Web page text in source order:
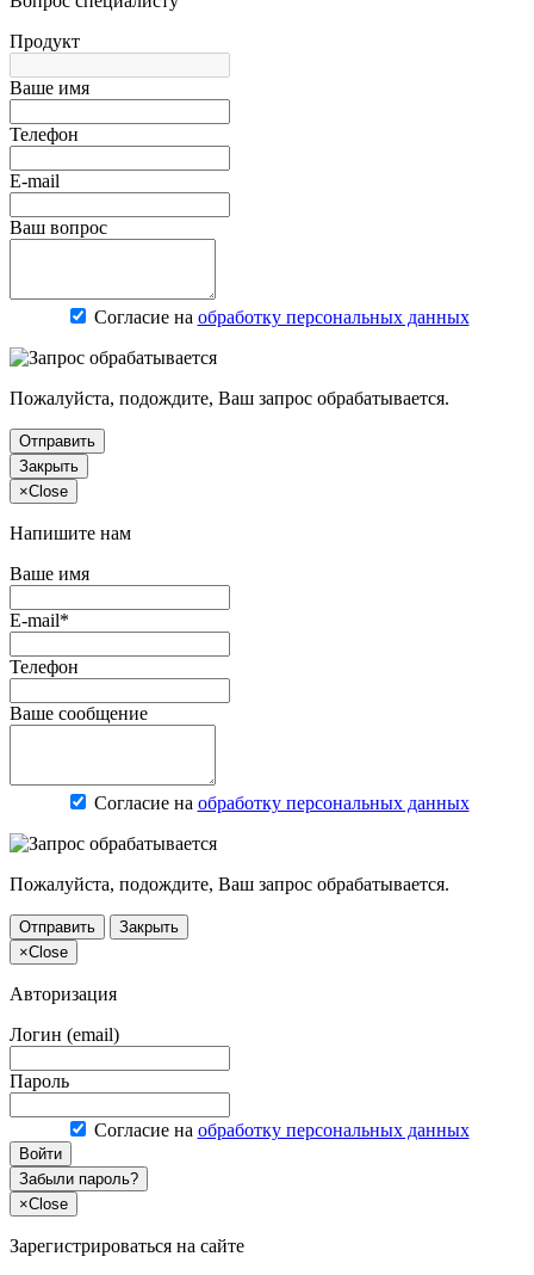
Продукт
Ваше имя
Телефон
E-mail
Ваш вопрос
Согласие на обработку персональных данных
Пожалуйста, подождите, Ваш запрос обрабатывается.
Отправить
Закрыть
×Close
Напишите нам
Ваше имя
E-mail*
Телефон
Ваше сообщение
Согласие на обработку персональных данных
Пожалуйста, подождите, Ваш запрос обрабатывается.
Отправить
Закрыть
×Close
Авторизация
Логин (email)
Пароль
Согласие на обработку персональных данных
Войти
Забыли пароль?
×Close
Зарегистрироваться на сайте